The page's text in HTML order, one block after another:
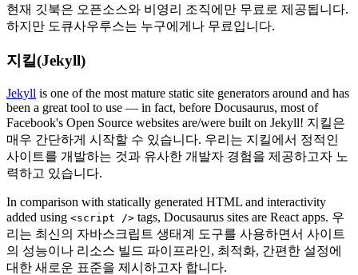
현재 깃북은 오픈소스와 비영리 조직에만 무료로 제공됩니다.
하지만 도큐사우루스는 누구에게나 무료입니다.
지킬(Jekyll)
Jekyll is one of the most mature static site generators around and has
been a great tool to use — in fact, before Docusaurus, most of
Facebook's Open Source websites are/were built on Jekyll! 지킬은
매우 간단하게 시작할 수 있습니다. 우리는 지킬에서 정적인
사이트를 개발하는 것과 유사한 개발자 경험을 제공하고자 노
력하고 있습니다.
In comparison with statically generated HTML and interactivity
added using <script /> tags, Docusaurus sites are React apps. 우
리는 최신의 자바스크립트 생태계 도구를 사용하면서 사이트
의 성능이나 리소스 빌드 파이프라인, 최적화, 간편한 설정에
대한 새로운 표준을 제시하고자 합니다.